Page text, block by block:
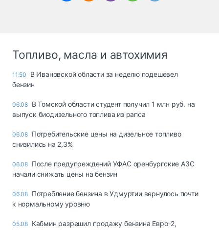
Топливо, масла и автохимия
11:50
В Ивановской области за неделю подешевел
бензин
06.08 В Томской области студент получил 1 млн руб. на
выпуск биодизельного топлива из рапса
06.08 Потребительские цены на дизельное топливо
снизились на 2,3%
06.08 После предупреждений УФАС оренбургские АЗС
начали снижать цены на бензин
06.08 Потребление бензина в Удмуртии вернулось почти
к нормальному уровню
05.08 Кабмин разрешил продажу бензина Евро-2,